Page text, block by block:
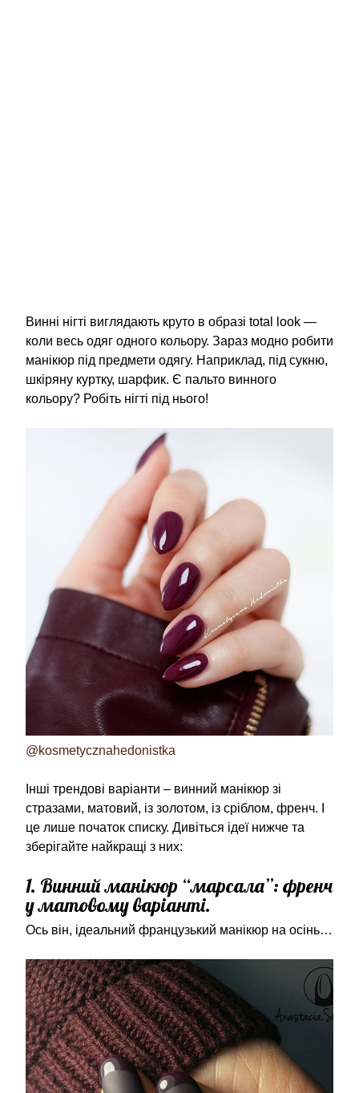
Винні нігті виглядають круто в образі total look —
коли весь одяг одного кольору. Зараз модно робити
манікюр під предмети одягу. Наприклад, під сукню,
шкіряну куртку, шарфик. Є пальто винного
кольору? Робіть нігті під нього!
@kosmetycznahedonistka
Інші трендові варіанти – винний манікюр зі
стразами, матовий, із золотом, із сріблом, френч. І
це лише початок списку. Дивіться ідеї нижче та
зберігайте найкращі з них:
1. Винний манікюр “марсала”: френч
у матовому варіанті.
Ось він, ідеальний французький манікюр на осінь…